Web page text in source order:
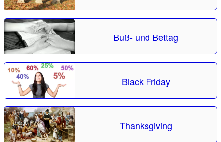
Buß- und Bettag
Black Friday
Thanksgiving